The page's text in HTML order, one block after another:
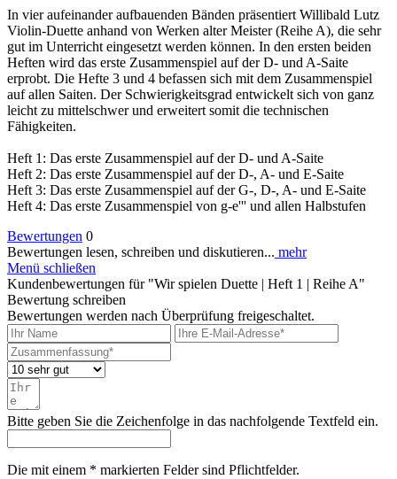
In vier aufeinander aufbauenden Bänden präsentiert Willibald Lutz
Violin-Duette anhand von Werken alter Meister (Reihe A), die sehr
gut im Unterricht eingesetzt werden können. In den ersten beiden
Heften wird das erste Zusammenspiel auf der D- und A-Saite
erprobt. Die Hefte 3 und 4 befassen sich mit dem Zusammenspiel
auf allen Saiten. Der Schwierigkeitsgrad entwickelt sich von ganz
leicht zu mittelschwer und erweitert somit die technischen
Fähigkeiten.
Heft 1: Das erste Zusammenspiel auf der D- und A-Saite
Heft 2: Das erste Zusammenspiel auf der D-, A- und E-Saite
Heft 3: Das erste Zusammenspiel auf der G-, D-, A- und E-Saite
Heft 4: Das erste Zusammenspiel von g-e''' und allen Halbstufen
Bewertungen 0
Bewertungen lesen, schreiben und diskutieren... mehr
Menü schließen
Kundenbewertungen für "Wir spielen Duette | Heft 1 | Reihe A"
Bewertung schreiben
Bewertungen werden nach Überprüfung freigeschaltet.
Bitte geben Sie die Zeichenfolge in das nachfolgende Textfeld ein.
Die mit einem * markierten Felder sind Pflichtfelder.